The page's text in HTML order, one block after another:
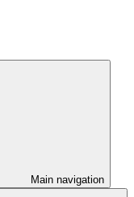
Main navigation